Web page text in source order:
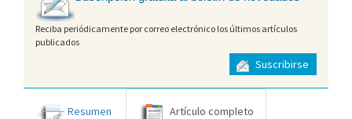
Reciba periódicamente por correo electrónico los últimos artículos
publicados
Suscribirse
Resumen Artículo completo